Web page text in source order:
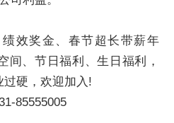
效奖金、春节超长带薪年
间、节日福利、生日福利，
硬，欢迎加入!
85555005